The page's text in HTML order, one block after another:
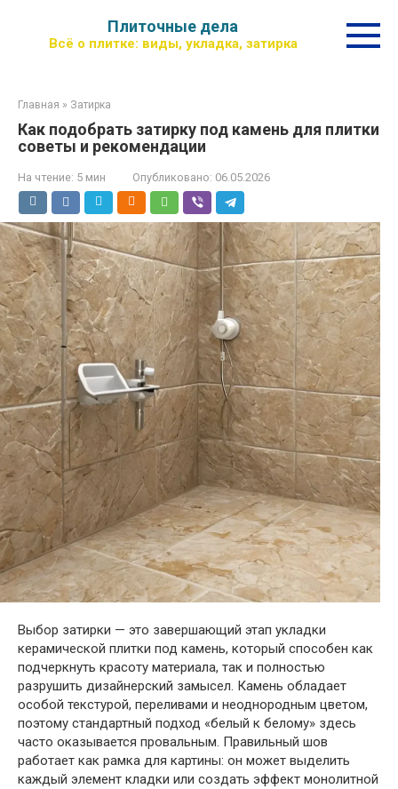
контенту
Плиточные дела
Всё о плитке: виды, укладка, затирка
Главная » Затирка
Как подобрать затирку под камень для плитки
советы и рекомендации
На чтение: 5 мин Опубликовано: 06.05.2026
Выбор затирки — это завершающий этап укладки
керамической плитки под камень, который способен как
подчеркнуть красоту материала, так и полностью
разрушить дизайнерский замысел. Камень обладает
особой текстурой, переливами и неоднородным цветом,
поэтому стандартный подход «белый к белому» здесь
часто оказывается провальным. Правильный шов
работает как рамка для картины: он может выделить
каждый элемент кладки или создать эффект монолитной